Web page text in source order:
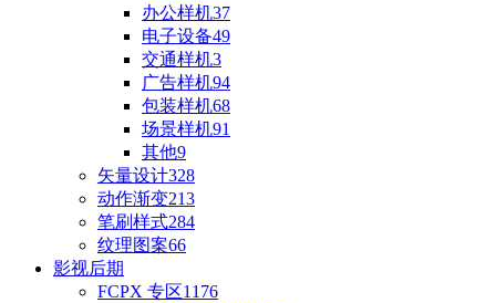
办公样机37
电子设备49
交通样机3
广告样机94
包装样机68
场景样机91
其他9
矢量设计328
动作渐变213
笔刷样式284
纹理图案66
影视后期
FCPX 专区1176